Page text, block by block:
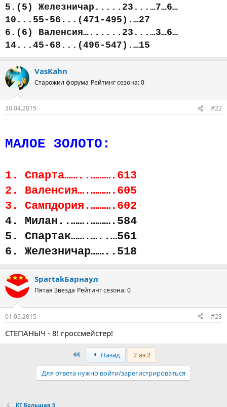
5.(5) Железничар.....23...…7…6…
10...55-56...(471-495).…27
6.(6) Валенсия…......23...…3…6…
14...45-68...(496-547).…15
VasKahn
Старожил форума Рейтинг сезона: 0
30.04.2015 #22
МАЛОЕ ЗОЛОТО:
1. Спарта……..……….613
2. Валенсия….……….605
3. Сампдория.……….602
4. Милан..…….……….584
5. Спартак…….…..…561
6. Железничар……..518
SpartakБарнаул
Пятая Звезда Рейтинг сезона: 0
01.05.2015 #23
СТЕПАНЫЧ - 8! гроссмейстер!
ПервыйНазад
2 из 2
Для ответа нужно войти/зарегистрироваться
КТ Большая 5